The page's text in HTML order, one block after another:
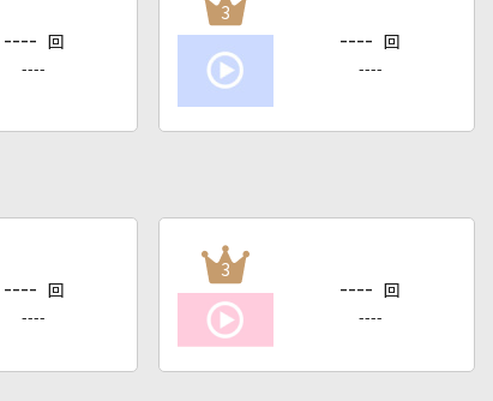
---- 回
----
3
---- 回
----
---- 回
----
3
---- 回
----